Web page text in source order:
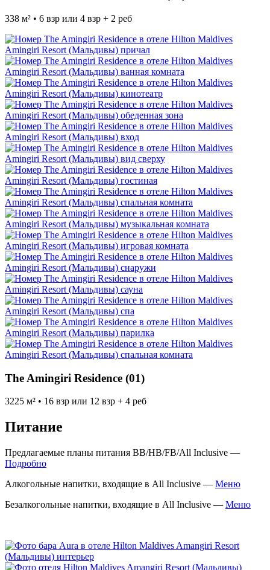
338 м² • 6 взр или 4 взр + 2 реб
The Amingiri Residence (01)
3225 м² • 16 взр или 12 взр + 4 реб
Питание
Предлагаемые планы питания BB/HB/FB/All Inclusive —
Подробно
Алкогольные напитки, входящие в All Inclusive — Меню
Безалкогольные напитки, входящие в All Inclusive — Меню